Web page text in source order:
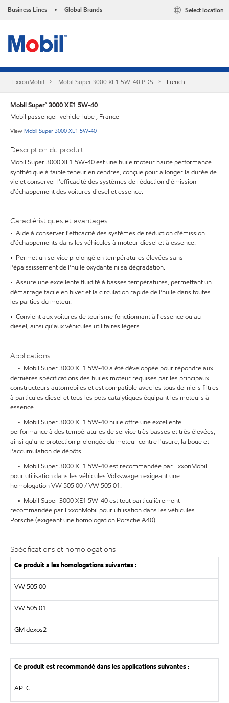
Business Lines • Global Brands Select location
ExxonMobil Mobil Super 3000 XE1 5W-40 PDS French
Mobil Super™ 3000 XE1 5W-40
Mobil passenger-vehicle-lube , France
View Mobil Super 3000 XE1 5W-40
Description du produit
Mobil Super 3000 XE1 5W-40 est une huile moteur haute performance
synthétique à faible teneur en cendres, conçue pour allonger la durée de
vie et conserver l'efficacité des systèmes de réduction d'émission
d'échappement des voitures diesel et essence.
Caractéristiques et avantages
• Aide à conserver l'efficacité des systèmes de réduction d'émission
d'échappements dans les véhicules à moteur diesel et à essence.
• Permet un service prolongé en températures élevées sans
l'épaississement de l'huile oxydante ni sa dégradation.
• Assure une excellente fluidité à basses températures, permettant un
démarrage facile en hiver et la circulation rapide de l'huile dans toutes
les parties du moteur.
• Convient aux voitures de tourisme fonctionnant à l'essence ou au
diesel, ainsi qu'aux véhicules utilitaires légers.
Applications
• Mobil Super 3000 XE1 5W-40 a été développée pour répondre aux
dernières spécifications des huiles moteur requises par les principaux
constructeurs automobiles et est compatible avec les tous derniers filtres
à particules diesel et tous les pots catalytiques équipant les moteurs à
essence.
• Mobil Super 3000 XE1 5W-40 huile offre une excellente
performance à des températures de service très basses et très élevées,
ainsi qu'une protection prolongée du moteur contre l'usure, la boue et
l'accumulation de dépôts.
• Mobil Super 3000 XE1 5W-40 est recommandée par ExxonMobil
pour utilisation dans les véhicules Volkswagen exigeant une
homologation VW 505 00 / VW 505 01.
• Mobil Super 3000 XE1 5W-40 est tout particulièrement
recommandée par ExxonMobil pour utilisation dans les véhicules
Porsche (exigeant une homologation Porsche A40).
Spécifications et homologations
Ce produit a les homologations suivantes :
VW 505 00
VW 505 01
GM dexos2
Ce produit est recommandé dans les applications suivantes :
API CF